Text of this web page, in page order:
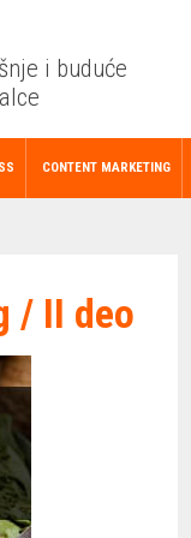
i buduće
CONTENT MARKETING
/ II deo